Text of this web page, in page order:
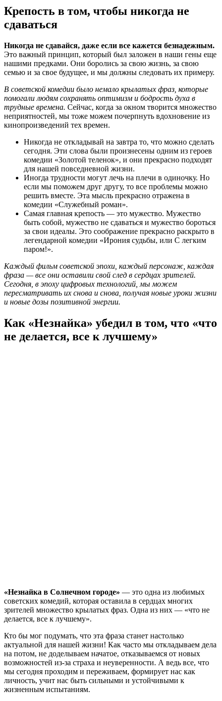
Крепость в том, чтобы никогда не
сдаваться
Никогда не сдавайся, даже если все кажется безнадежным.
Это важный принцип, который был заложен в наши гены еще
нашими предками. Они боролись за свою жизнь, за свою
семью и за свое будущее, и мы должны следовать их примеру.
В советской комедии было немало крылатых фраз, которые
помогали людям сохранять оптимизм и бодрость духа в
трудные времена. Сейчас, когда за окном творится множество
неприятностей, мы тоже можем почерпнуть вдохновение из
кинопроизведений тех времен.
Никогда не откладывай на завтра то, что можно сделать
сегодня. Эти слова были произнесены одним из героев
комедии «Золотой теленок», и они прекрасно подходят
для нашей повседневной жизни.
Иногда трудности могут лечь на плечи в одиночку. Но
если мы поможем друг другу, то все проблемы можно
решить вместе. Эта мысль прекрасно отражена в
комедии «Служебный роман».
Самая главная крепость — это мужество. Мужество
быть собой, мужество не сдаваться и мужество бороться
за свои идеалы. Это соображение прекрасно раскрыто в
легендарной комедии «Ирония судьбы, или С легким
паром!».
Каждый фильм советской эпохи, каждый персонаж, каждая
фраза — все они оставили свой след в сердцах зрителей.
Сегодня, в эпоху цифровых технологий, мы можем
пересматривать их снова и снова, получая новые уроки жизни
и новые дозы позитивной энергии.
Как «Незнайка» убедил в том, что «что
не делается, все к лучшему»
«Незнайка в Солнечном городе» — это одна из любимых
советских комедий, которая оставила в сердцах многих
зрителей множество крылатых фраз. Одна из них — «что не
делается, все к лучшему».
Кто бы мог подумать, что эта фраза станет настолько
актуальной для нашей жизни! Как часто мы откладываем дела
на потом, не доделываем начатое, отказываемся от новых
возможностей из-за страха и неуверенности. А ведь все, что
мы сегодня проходим и переживаем, формирует нас как
личность, учит нас быть сильными и устойчивыми к
жизненным испытаниям.